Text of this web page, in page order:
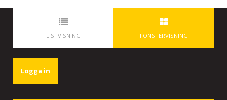
LISTVISNING FÖNSTERVISNING
Logga in